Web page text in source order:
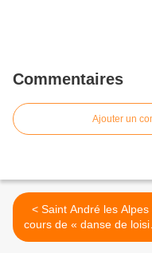
Commentaires
Ajouter un
< Saint André les Alpes :
cours de « danse de loisir
programmés